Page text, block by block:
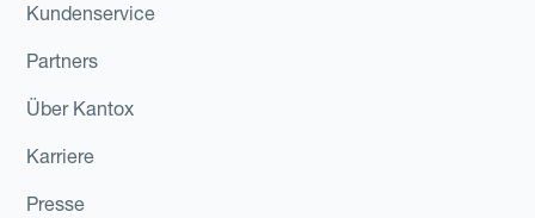
Kundenservice
Partners
Über Kantox
Karriere
Presse